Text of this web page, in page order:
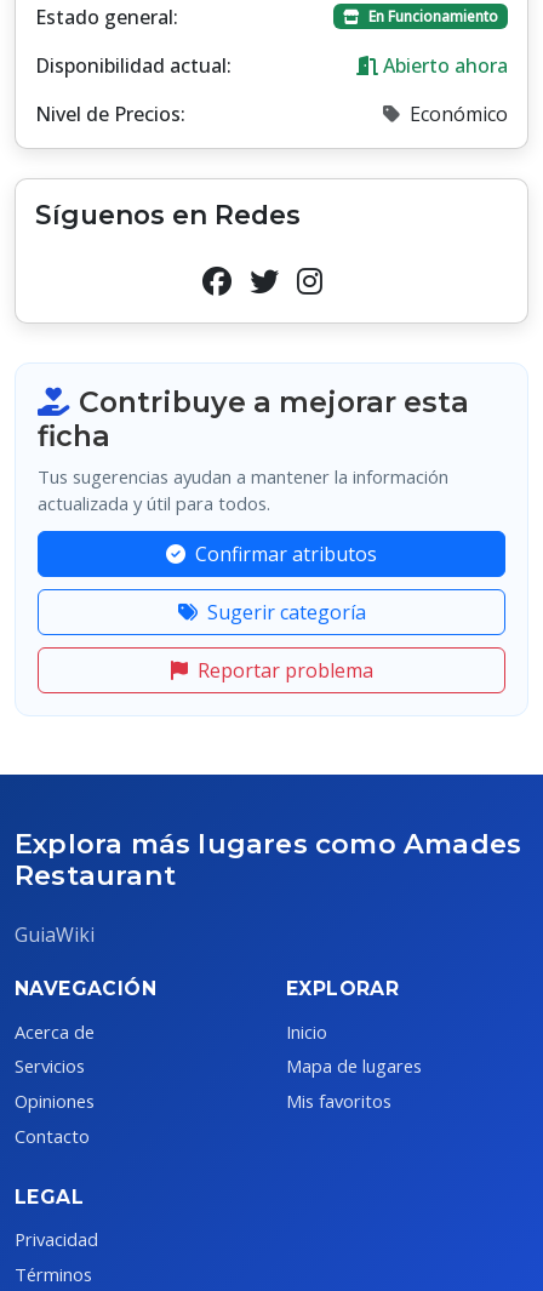
Estado general: En Funcionamiento
Disponibilidad actual:
Abierto ahora
Nivel de Precios:
Económico
Síguenos en Redes
Contribuye a mejorar esta
ficha
Tus sugerencias ayudan a mantener la información
actualizada y útil para todos.
Confirmar atributos
Sugerir categoría
Reportar problema
Explora más lugares como Amades
Restaurant
GuiaWiki
NAVEGACIÓN
Acerca de
Servicios
Opiniones
Contacto
EXPLORAR
Inicio
Mapa de lugares
Mis favoritos
LEGAL
Privacidad
Términos